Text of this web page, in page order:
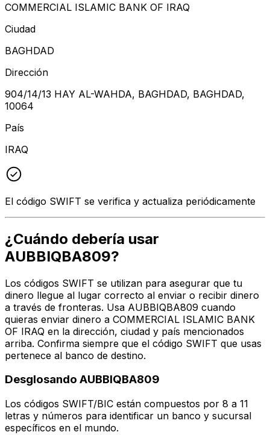
COMMERCIAL ISLAMIC BANK OF IRAQ
Ciudad
BAGHDAD
Dirección
904/14/13 HAY AL-WAHDA, BAGHDAD, BAGHDAD,
10064
País
IRAQ
El código SWIFT se verifica y actualiza periódicamente
¿Cuándo debería usar
AUBBIQBA809?
Los códigos SWIFT se utilizan para asegurar que tu
dinero llegue al lugar correcto al enviar o recibir dinero
a través de fronteras. Usa AUBBIQBA809 cuando
quieras enviar dinero a COMMERCIAL ISLAMIC BANK
OF IRAQ en la dirección, ciudad y país mencionados
arriba. Confirma siempre que el código SWIFT que usas
pertenece al banco de destino.
Desglosando AUBBIQBA809
Los códigos SWIFT/BIC están compuestos por 8 a 11
letras y números para identificar un banco y sucursal
específicos en el mundo.